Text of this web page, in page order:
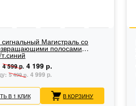
Магистраль со
полосами
4 599 р. 4 199 р.
5 499 р. 4 999 р.
В 1 КЛИК В КОРЗИНУ